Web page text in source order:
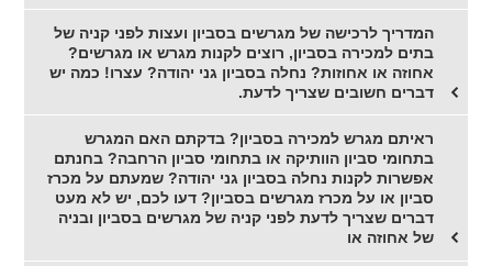
המדריך לרכישה של מגרשים בסביון ועצות לפני קניה של
בתים למכירה בסביון, רוצים לקנות מגרש או מגרשים?
אחוזה או אחוזות? נחלה בסביון גני יהודה? עצרו! כמה יש
דברים חשובים שצריך לדעת.
ראיתם מגרש למכירה בסביון? בדקתם האם המגרש
בתחומי סביון הוותיקה או בתחומי סביון הרחבה? בחנתם
אפשרות לקנות נחלה בסביון גני יהודה? שמעתם על מכרז
סביון או על מכרז מגרשים בסביון? דעו לכם, יש לא מעט
דברים שצריך לדעת לפני קניה של מגרשים בסביון ובניה
של אחוזה או